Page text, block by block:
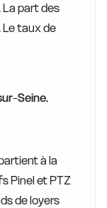
La part des
Le taux de
Seine.
à la
Pinel et PTZ
de loyers